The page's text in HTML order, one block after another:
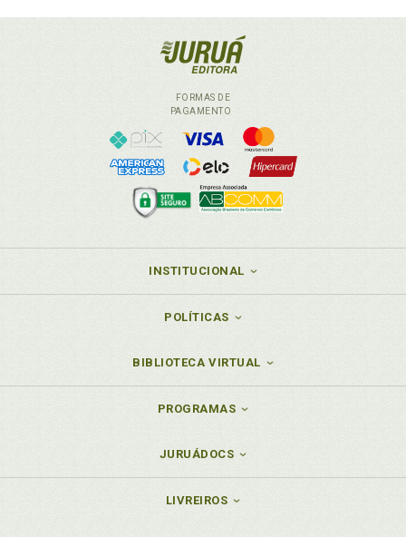
FORMAS DE
PAGAMENTO
INSTITUCIONAL
POLÍTICAS
BIBLIOTECA VIRTUAL
PROGRAMAS
JURUÁDOCS
LIVREIROS